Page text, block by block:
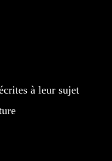
à leur sujet